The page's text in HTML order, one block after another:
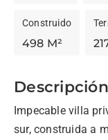
Construido
498 M²
Descripción
Impecable villa
sur, construida a